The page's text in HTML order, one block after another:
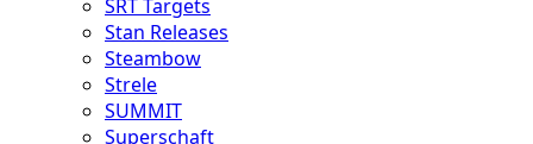
SRT Targets
Stan Releases
Steambow
Strele
SUMMIT
Superschaft